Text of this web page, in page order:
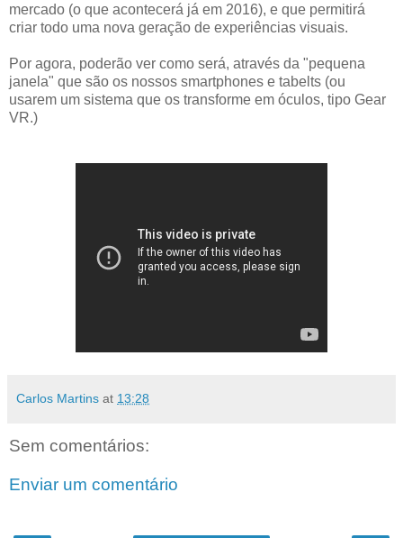
mercado (o que acontecerá já em 2016), e que permitirá
criar todo uma nova geração de experiências visuais.
Por agora, poderão ver como será, através da "pequena
janela" que são os nossos smartphones e tabelts (ou
usarem um sistema que os transforme em óculos, tipo Gear
VR.)
Carlos Martins at 13:28
Sem comentários:
Enviar um comentário